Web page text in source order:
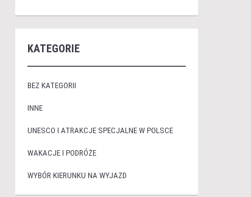
KATEGORIE
BEZ KATEGORII
INNE
UNESCO I ATRAKCJE SPECJALNE W POLSCE
WAKACJE I PODRÓŻE
WYBÓR KIERUNKU NA WYJAZD